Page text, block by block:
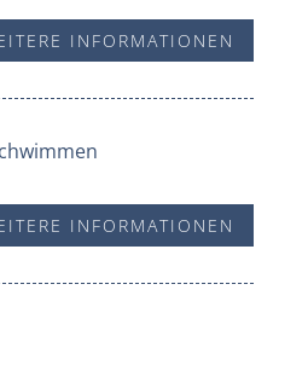
INFORMATIONEN
INFORMATIONEN